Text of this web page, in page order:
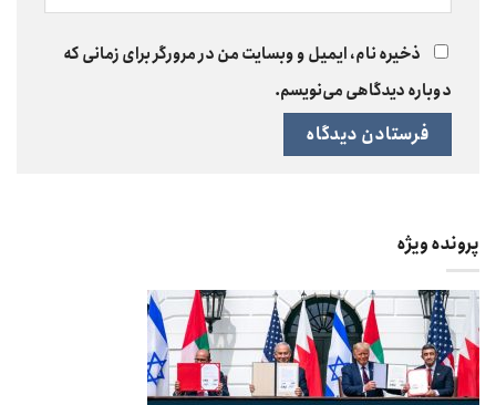
ذخیره نام، ایمیل و وبسایت من در مرورگر برای زمانی که
دوباره دیدگاهی می‌نویسم.
پرونده ویژه